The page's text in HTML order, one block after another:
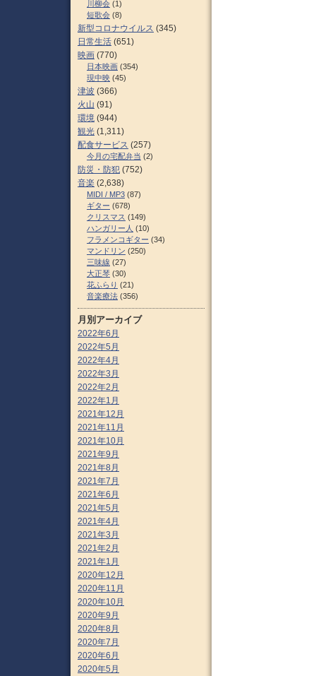
川柳会 (1)
短歌会 (8)
新型コロナウイルス (345)
日常生活 (651)
映画 (770)
日本映画 (354)
現中映 (45)
津波 (366)
火山 (91)
環境 (944)
観光 (1,311)
配食サービス (257)
今月の宅配弁当 (2)
防災・防犯 (752)
音楽 (2,638)
MIDI / MP3 (87)
ギター (678)
クリスマス (149)
ハンガリー人 (10)
フラメンコギター (34)
マンドリン (250)
三味線 (27)
大正琴 (30)
花ふらり (21)
音楽療法 (356)
月別アーカイブ
2022年6月
2022年5月
2022年4月
2022年3月
2022年2月
2022年1月
2021年12月
2021年11月
2021年10月
2021年9月
2021年8月
2021年7月
2021年6月
2021年5月
2021年4月
2021年3月
2021年2月
2021年1月
2020年12月
2020年11月
2020年10月
2020年9月
2020年8月
2020年7月
2020年6月
2020年5月